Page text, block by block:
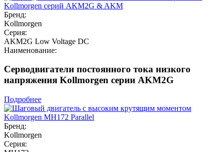
Бренд:
Kollmorgen
Серия:
AKM2G Low Voltage DC
Наименование:
Серводвигатели постоянного тока низкого
напряжения Kollmorgen серии AKM2G
Подробнее
Бренд:
Kollmorgen
Серия: